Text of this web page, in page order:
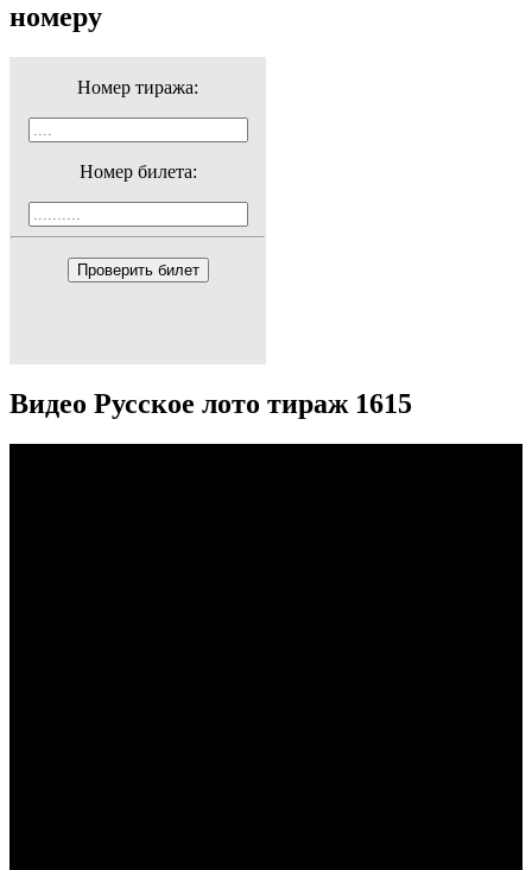
номеру
Номер тиража:
Номер билета:
Проверить билет
Видео Русское лото тираж 1615